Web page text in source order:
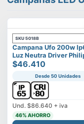
SKU 5018B
Campana Ufo 200w
Luz Neutra Driver
Modelo Eltanin
$46.410
Desde 50 Unidades
Und. $86.640 + iva
46% AHORRO